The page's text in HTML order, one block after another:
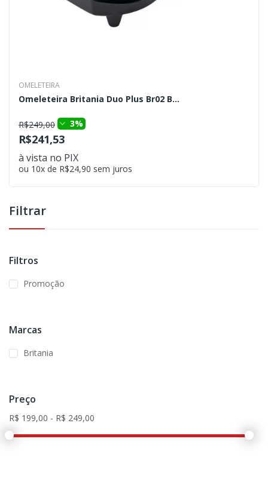
OMELETEIRA
Omeleteira Britania Duo Plus Br02 B...
R$249,00 3%
R$241,53
à vista no PIX
ou 10x de R$24,90 sem juros
Filtrar
Filtros
Promoção
Marcas
Britania
Preço